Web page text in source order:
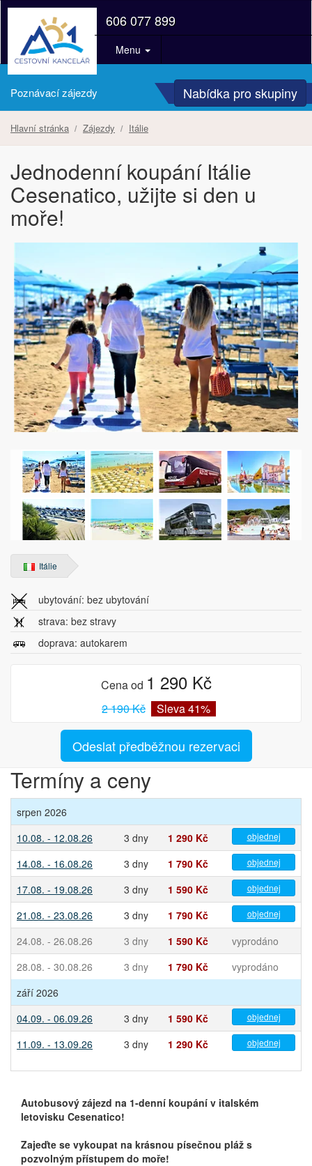
606 077 899
Menu
Poznávací zájezdy Nabídka pro skupiny
Hlavní stránka Zájezdy Itálie
Jednodenní koupání Itálie
Cesenatico, užijte si den u
moře!
Itálie
ubytování: bez ubytování
strava: bez stravy
doprava: autokarem
Cena od 1 290 Kč
2 190 Kč Sleva 41%
Odeslat předběžnou rezervaci
Termíny a ceny
srpen 2026
10.08. - 12.08.26
3 dny 1 290 Kč objednej
14.08. - 16.08.26 3 dny 1 790 Kč objednej
17.08. - 19.08.26 3 dny 1 590 Kč objednej
21.08. - 23.08.26 3 dny 1 790 Kč objednej
24.08. - 26.08.26 3 dny 1 590 Kč
vyprodáno
28.08. - 30.08.26
3 dny 1 790 Kč
vyprodáno
září 2026
04.09. - 06.09.26
3 dny 1 590 Kč objednej
11.09. - 13.09.26 3 dny 1 290 Kč objednej
Autobusový zájezd na 1-denní koupání v italském
letovisku Cesenatico!
Zajeďte se vykoupat na krásnou písečnou pláž s
pozvolným přístupem do moře!